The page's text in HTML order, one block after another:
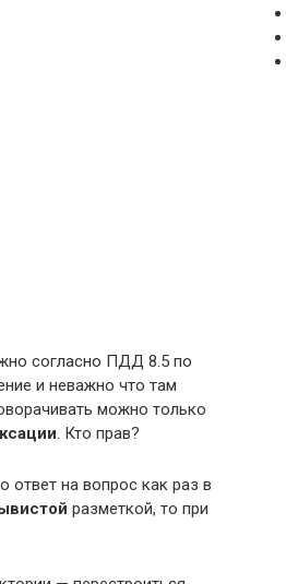
согласно ПДД 8.5 по
и неважно что там
можно только
. Кто прав?
ответ на вопрос как раз в
разметкой, то при